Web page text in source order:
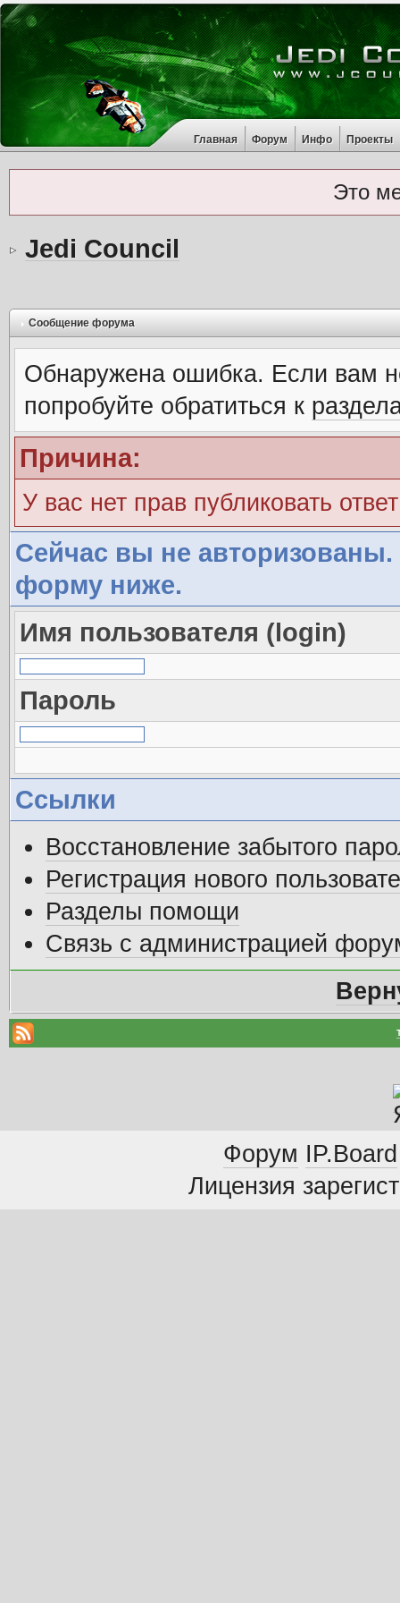
Главная Форум Инфо Проекты
Это
Jedi Council
Сообщение форума
Обнаружена ошибка. Если вам
попробуйте обратиться к
Причина:
У вас нет прав публиковать
Сейчас вы не авторизованы.
форму ниже.
Имя пользователя (login)
Пароль
Ссылки
Восстановление забытого
Регистрация нового
Разделы помощи
Связь с администрацией
Форум IP.Board
Лицензия